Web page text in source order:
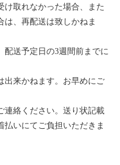
取れなかった場合、また
は、再配送は致しかねま
送予定日の3週間前までに
来かねます。お早めにご
絡ください。送り状記載
払いにてご負担いただきま